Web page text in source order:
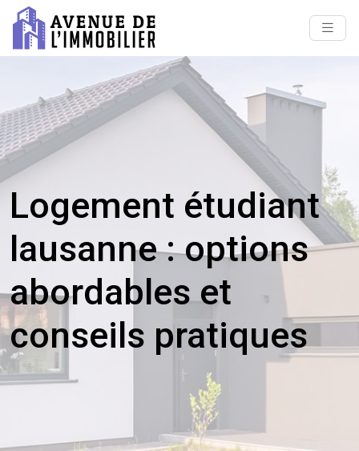
Logement étudiant
lausanne : options
abordables et
conseils pratiques